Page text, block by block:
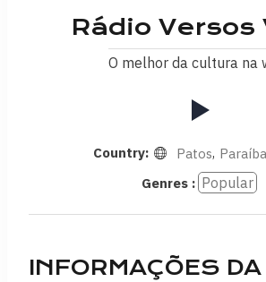
Rádio Versos
O melhor da cultura na
Country: Patos, Paraíba
Genres : Popular
INFORMAÇÕES DA